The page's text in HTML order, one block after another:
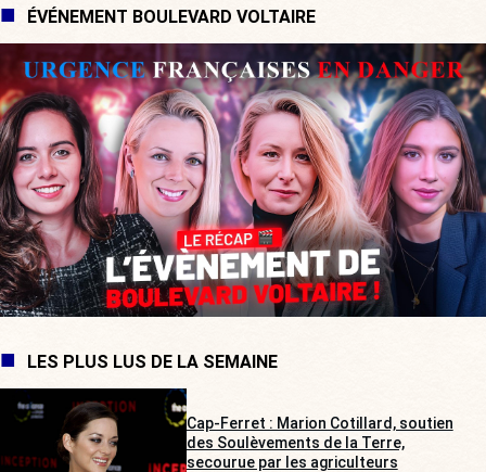
ÉVÉNEMENT BOULEVARD VOLTAIRE
LES PLUS LUS DE LA SEMAINE
Cap-Ferret : Marion Cotillard, soutien
des Soulèvements de la Terre,
secourue par les agriculteurs